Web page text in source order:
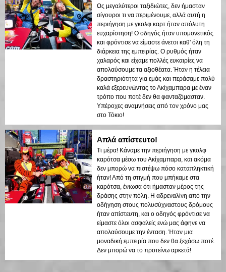
Ως μεγαλύτεροι ταξιδιώτες, δεν ήμασταν
σίγουροι τι να περιμένουμε, αλλά αυτή η
περιήγηση με γκολφ καρτ ήταν απόλυτη
ευχαρίστηση! Ο οδηγός ήταν υπομονετικός
και φρόντισε να είμαστε άνετοι καθ' όλη τη
διάρκεια της εμπειρίας. Ο ρυθμός ήταν
χαλαρός και είχαμε πολλές ευκαιρίες να
απολαύσουμε τα αξιοθέατα. Ήταν η τέλεια
δραστηριότητα για εμάς και περάσαμε πολύ
καλά εξερευνώντας το Ακίχαμπαρα με έναν
τρόπο που ποτέ δεν θα φανταζόμασταν.
Υπέροχες αναμνήσεις από τον χρόνο μας
στο Τόκιο!
Απλά απίστευτο!
Τι μέρα! Κάναμε την περιήγηση με γκολφ
καρότσα μέσω του Ακίχαμπαρα, και ακόμα
δεν μπορώ να πιστέψω πόσο καταπληκτική
ήταν! Από τη στιγμή που μπήκαμε στα
καρότσα, ένιωσα ότι ήμασταν μέρος της
δράσης στην πόλη. Η αδρεναλίνη από την
οδήγηση στους πολυσύχναστους δρόμους
ήταν απίστευτη, και ο οδηγός φρόντισε να
είμαστε όλοι ασφαλείς ενώ μας άφηνε να
απολαύσουμε την ένταση. Ήταν μια
μοναδική εμπειρία που δεν θα ξεχάσω ποτέ.
Δεν μπορώ να το προτείνω αρκετά!